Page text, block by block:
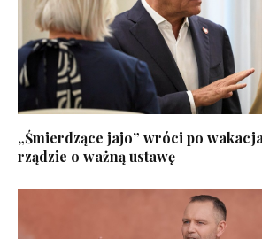
„Śmierdzące jajo” wróci po
rządzie o ważną ustawę